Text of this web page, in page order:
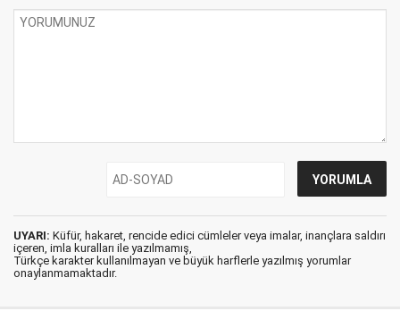
UYARI: Küfür, hakaret, rencide edici cümleler veya imalar, inançlara saldırı
içeren, imla kuralları ile yazılmamış,
Türkçe karakter kullanılmayan ve büyük harflerle yazılmış yorumlar
onaylanmamaktadır.